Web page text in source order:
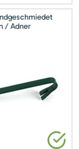
/ Adner